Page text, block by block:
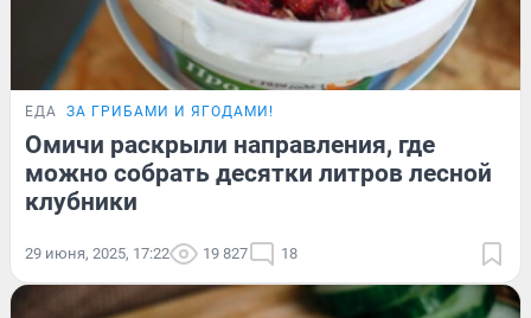
ЕДА ЗА ГРИБАМИ И ЯГОДАМИ!
Омичи раскрыли направления, где
можно собрать десятки литров лесной
клубники
29 июня, 2025, 17:22 19 827 18